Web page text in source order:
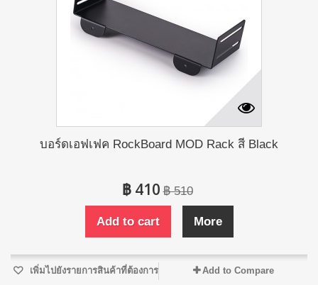
บอร์ดเอฟเฟค RockBoard MOD Rack สี Black
฿ 410 ฿ 510
Add to cart More
เพิ่มไปยังรายการสินค้าที่ต้องการ Add to Compare